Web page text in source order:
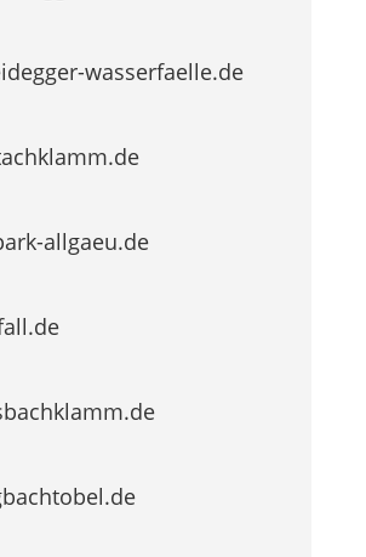
wasserfaelle.de
allgaeu.de